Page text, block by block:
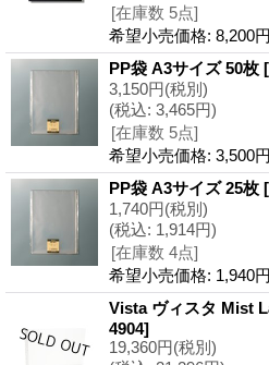
[在庫数 5点]
希望小売価格: 8,200円
PP袋 A3サイズ 50枚
3,150円(税別)
(税込: 3,465円)
[在庫数 5点]
希望小売価格: 3,500円
PP袋 A3サイズ 25枚
1,740円(税別)
(税込: 1,914円)
[在庫数 4点]
希望小売価格: 1,940円
Vista ヴィスタ Mist
4904]
19,360円(税別)